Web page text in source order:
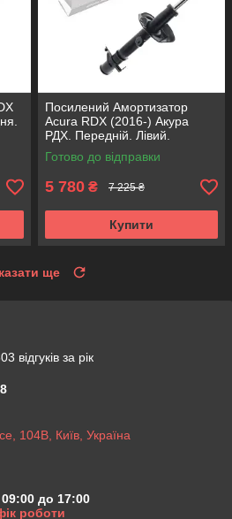
Посилений Амортизатор
Acura RDX (2016-) Акура
РДХ. Передній. Лівий.
3340165. KOREA Аксусс!
Готово до відправки
5 780 ₴ 7 225 ₴
Купити
ще
відгуків за рік
104B, Київ, Україна
до 17:00
роботи